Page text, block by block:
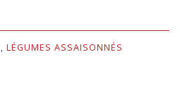
, LÉGUMES ASSAISONNÉS